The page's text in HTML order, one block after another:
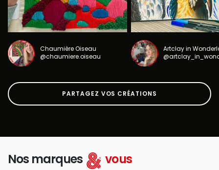
Chaumière Oiseau
@chaumiere.oiseau
Artclay in
PARTAGEZ VOS CRÉATIONS
Nos marques vous